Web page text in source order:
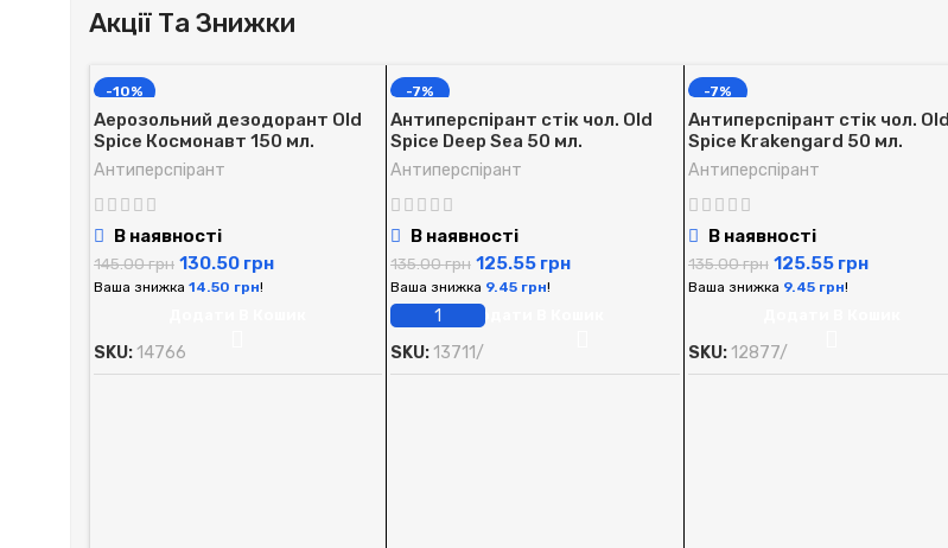
Акції Та Знижки
-10%
Аерозольний дезодорант Old
Spice Космонавт 150 мл.
Антиперспірант
В наявності
145.00грн 130.50 грн
Ваша знижка 14.50 грн!
SKU: 14766
-7%
Антиперспірант стік чол. Old
Spice Deep Sea 50 мл.
Антиперспірант
В наявності
135.00грн 125.55 грн
Ваша знижка 9.45 грн!
SKU: 13711/
-7%
Антиперспірант стік чол. Old
Spice Krakengard 50 мл.
Антиперспірант
В наявності
135.00грн 125.55 грн
Ваша знижка 9.45 грн!
SKU: 12877/